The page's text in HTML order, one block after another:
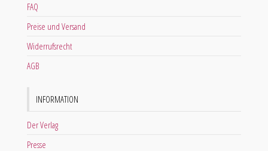
FAQ
Preise und Versand
Widerrufsrecht
AGB
INFORMATION
Der Verlag
Presse